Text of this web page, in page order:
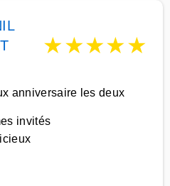
★★★★★
anniversaire les deux
invités